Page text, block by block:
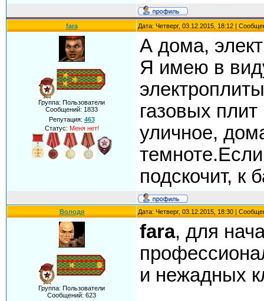
fara Дата: Четверг, 03.12.2015, 18:12 |
Группа: Пользователи
Сообщений: 1833
Репутация: 463
Статус: Меня нет!
А дома,
Я имею в
газовых
уличное,
подскочит, к
Володя Дата: Четверг, 03.12.2015, 18:30 |
Группа: Пользователи
Сообщений: 623
fara, для
и нежадных